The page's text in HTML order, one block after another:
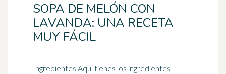
SOPA DE MELÓN CON
LAVANDA: UNA RECETA
MUY FÁCIL
Ingredientes Aquí tienes los ingredientes